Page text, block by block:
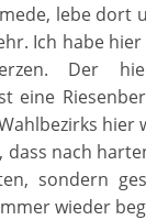
lebe
Ich habe
Der
eine
hier
nach
sondern
wieder